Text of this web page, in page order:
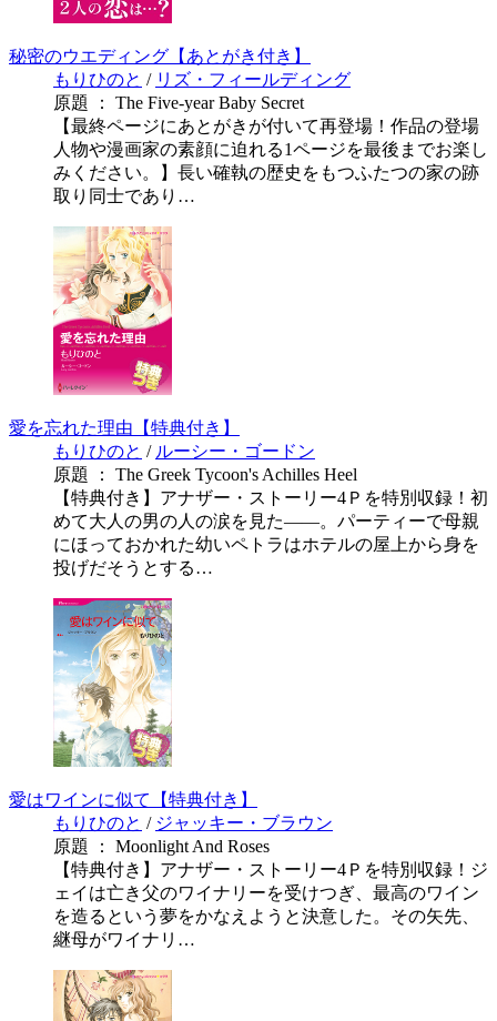
秘密のウエディング【あとがき付き】
もりひのと / リズ・フィールディング
原題 ： The Five-year Baby Secret
【最終ページにあとがきが付いて再登場！作品の登場
人物や漫画家の素顔に迫れる1ページを最後までお楽し
みください。】長い確執の歴史をもつふたつの家の跡
取り同士であり…
愛を忘れた理由【特典付き】
もりひのと / ルーシー・ゴードン
原題 ： The Greek Tycoon's Achilles Heel
【特典付き】アナザー・ストーリー4Ｐを特別収録！初
めて大人の男の人の涙を見た――。パーティーで母親
にほっておかれた幼いペトラはホテルの屋上から身を
投げだそうとする…
愛はワインに似て【特典付き】
もりひのと / ジャッキー・ブラウン
原題 ： Moonlight And Roses
【特典付き】アナザー・ストーリー4Ｐを特別収録！ジ
ェイは亡き父のワイナリーを受けつぎ、最高のワイン
を造るという夢をかなえようと決意した。その矢先、
継母がワイナリ…